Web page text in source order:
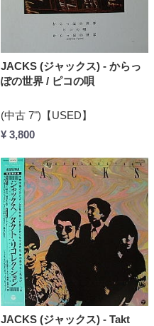
JACKS (ジャックス) - からっ
ぽの世界 / ピコの唄
(中古 7")【USED】
¥ 3,800
JACKS (ジャックス) - Takt